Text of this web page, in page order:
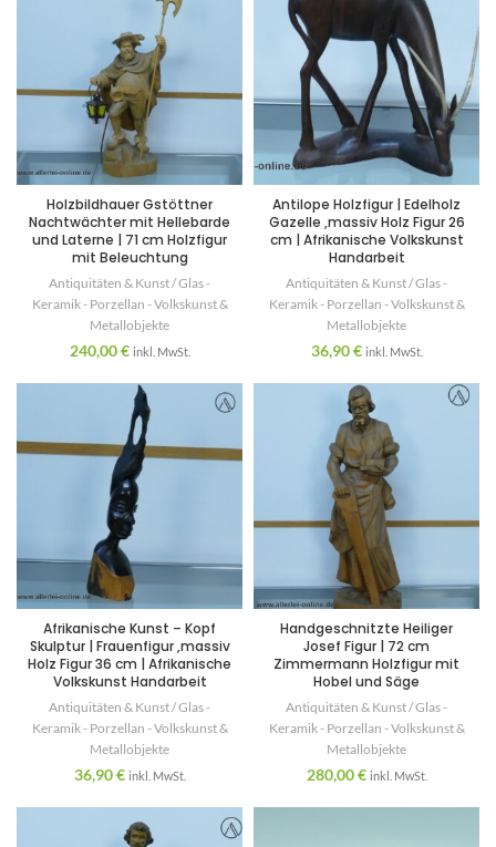
Holzbildhauer Gstöttner
Nachtwächter mit Hellebarde
und Laterne | 71 cm Holzfigur
mit Beleuchtung
Antiquitäten & Kunst / Glas -
Keramik - Porzellan - Volkskunst &
Metallobjekte
240,00€ inkl. MwSt.
Antilope Holzfigur | Edelholz
Gazelle ,massiv Holz Figur 26
cm | Afrikanische Volkskunst
Handarbeit
Antiquitäten & Kunst / Glas -
Keramik - Porzellan - Volkskunst &
Metallobjekte
36,90€ inkl. MwSt.
Afrikanische Kunst – Kopf
Skulptur | Frauenfigur ,massiv
Holz Figur 36 cm | Afrikanische
Volkskunst Handarbeit
Antiquitäten & Kunst / Glas -
Keramik - Porzellan - Volkskunst &
Metallobjekte
36,90€ inkl. MwSt.
Handgeschnitzte Heiliger
Josef Figur | 72 cm
Zimmermann Holzfigur mit
Hobel und Säge
Antiquitäten & Kunst / Glas -
Keramik - Porzellan - Volkskunst &
Metallobjekte
280,00€ inkl. MwSt.